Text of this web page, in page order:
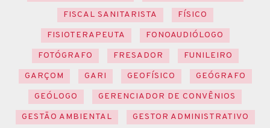
FISCAL SANITARISTA
FÍSICO
FISIOTERAPEUTA
FONOAUDIÓLOGO
FOTÓGRAFO
FRESADOR
FUNILEIRO
GARÇOM
GARI GEOFÍSICO
GEÓGRAFO
GEÓLOGO
GERENCIADOR DE CONVÊNIOS
GESTÃO AMBIENTAL
GESTOR ADMINISTRATIVO